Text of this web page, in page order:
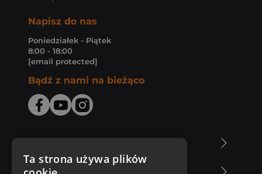
Napisz do nas
Poniedziałek - Piątek
8:00 - 18:00
[email protected]
Bądź z nami na bieżąco
Ta strona używa plików